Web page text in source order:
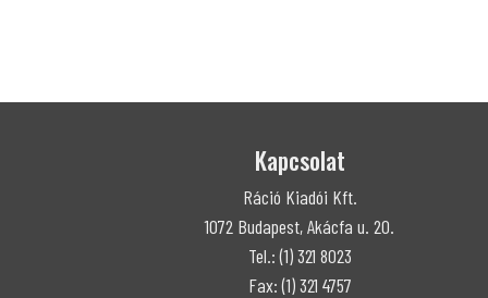
Kapcsolat
Ráció Kiadói Kft.
1072 Budapest, Akácfa u. 20.
Tel.: (1) 321 8023
Fax: (1) 321 4757